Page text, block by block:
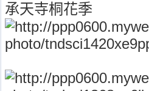
承天寺桐花季